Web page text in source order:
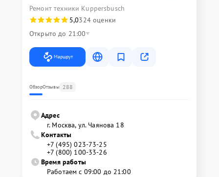
Ремонт техники Kuppersbusch
5,0324 оценки
Открыто до 21:00
Маршрут
ОбзорОтзывы 288
Адрес
г. Москва, ул. Чаянова 18
Контакты
+7 (495) 023-73-25
+7 (800) 100-33-26
Время работы
Работаем с 09:00 до 21:00